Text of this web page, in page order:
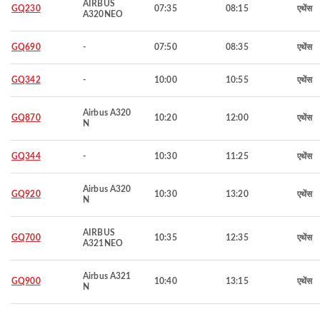
GQ230
AIRBUS
A320NEO
07:35 08:15 एथेंस
GQ690 - 07:50 08:35 एथेंस
GQ342 - 10:00 10:55 एथेंस
GQ870
Airbus A320
N
10:20 12:00 एथेंस
GQ344 - 10:30 11:25 एथेंस
GQ920
Airbus A320
N
10:30 13:20 एथेंस
GQ700
AIRBUS
A321NEO
10:35 12:35 एथेंस
GQ900
Airbus A321
N
10:40 13:15 एथेंस